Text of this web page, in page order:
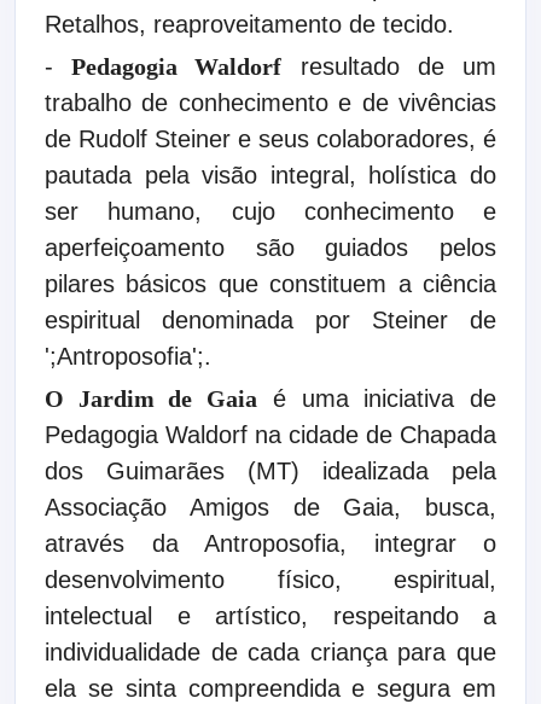
Retalhos, reaproveitamento de tecido.
-Pedagogia Waldorf
resultado de um
trabalho de conhecimento e de vivências
de Rudolf Steiner e seus colaboradores, é
pautada pela visão integral, holística do
ser humano, cujo conhecimento e
aperfeiçoamento são guiados pelos
pilares básicos que constituem a ciência
espiritual denominada por Steiner de
';Antroposofia';.
O Jardim de Gaia
é uma iniciativa de
Pedagogia Waldorf na cidade de Chapada
dos Guimarães (MT) idealizada pela
Associação Amigos de Gaia, busca,
através da Antroposofia, integrar o
desenvolvimento físico, espiritual,
intelectual e artístico, respeitando a
individualidade de cada criança para que
ela se sinta compreendida e segura em